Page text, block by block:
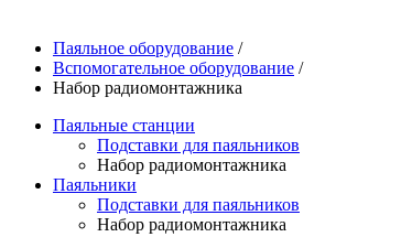
Паяльное оборудование /
Вспомогательное оборудование /
Набор радиомонтажника
Паяльные станции
Подставки для паяльников
Набор радиомонтажника
Паяльники
Подставки для паяльников
Набор радиомонтажника